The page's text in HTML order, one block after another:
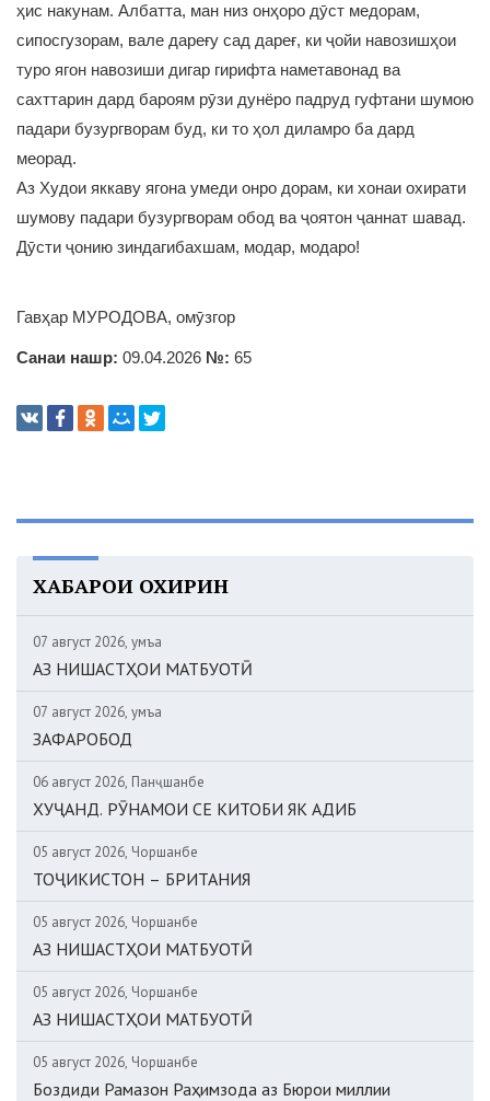
ҳис накунам. Албатта, ман низ онҳоро дӯст медорам,
сипосгузорам, вале дареғу сад дареғ, ки ҷойи навозишҳои
туро ягон навозиши дигар гирифта наметавонад ва
сахттарин дард бароям рӯзи дунёро падруд гуфтани шумою
падари бузургворам буд, ки то ҳол диламро ба дард
меорад.
Аз Худои яккаву ягона умеди онро дорам, ки хонаи охирати
шумову падари бузургворам обод ва ҷоятон ҷаннат шавад.
Дӯсти ҷонию зиндагибахшам, модар, модаро!
Гавҳар МУРОДОВА, омӯзгор
Санаи нашр: 09.04.2026 №: 65
ХАБАРҲОИ ОХИРИН
07 август 2026, Ҷумъа
АЗ НИШАСТҲОИ МАТБУОТӢ
07 август 2026, Ҷумъа
ЗАФАРОБОД
06 август 2026, Панҷшанбе
ХУҶАНД. РӮНАМОИ СЕ КИТОБИ ЯК АДИБ
05 август 2026, Чоршанбе
ТОҶИКИСТОН – БРИТАНИЯ
05 август 2026, Чоршанбе
АЗ НИШАСТҲОИ МАТБУОТӢ
05 август 2026, Чоршанбе
АЗ НИШАСТҲОИ МАТБУОТӢ
05 август 2026, Чоршанбе
Боздиди Рамазон Раҳимзода аз Бюрои миллии